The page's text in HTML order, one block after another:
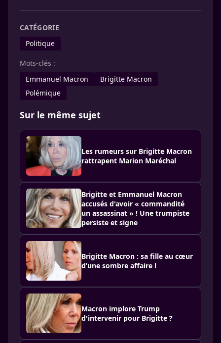
CATÉGORIE
Politique
Mots-clés :
Emmanuel Macron
Brigitte Macron
Polémique
Sur le même sujet
Les rumeurs sur Brigitte Macron
rattrapent Marion Maréchal
Brigitte et Emmanuel Macron
accusés d'avoir « commandité
un assassinat » ! Une trumpiste
persiste et signe
Brigitte Macron : sa fille au cœur
d’une sombre affaire !
Macron implore Trump
d'intervenir pour Brigitte ?